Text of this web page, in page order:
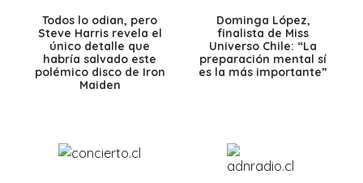
Todos lo odian, pero
Steve Harris revela el
único detalle que
habría salvado este
polémico disco de Iron
Maiden
Dominga López,
finalista de Miss
Universo Chile: “La
preparación mental sí
es la más importante”